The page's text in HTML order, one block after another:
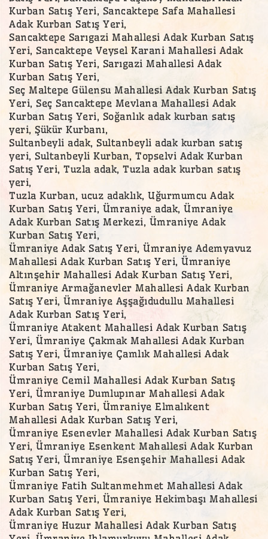
Kurban Satış Yeri, Sancaktepe Safa Mahallesi
Adak Kurban Satış Yeri,
Sancaktepe Sarıgazi Mahallesi Adak Kurban Satış
Yeri, Sancaktepe Veysel Karani Mahallesi Adak
Kurban Satış Yeri, Sarıgazi Mahallesi Adak
Kurban Satış Yeri,
Seç Maltepe Gülensu Mahallesi Adak Kurban Satış
Yeri, Seç Sancaktepe Mevlana Mahallesi Adak
Kurban Satış Yeri, Soğanlık adak kurban satış
yeri, Şükür Kurbanı,
Sultanbeyli adak, Sultanbeyli adak kurban satış
yeri, Sultanbeyli Kurban, Topselvi Adak Kurban
Satış Yeri, Tuzla adak, Tuzla adak kurban satış
yeri,
Tuzla Kurban, ucuz adaklık, Uğurmumcu Adak
Kurban Satış Yeri, Ümraniye adak, Ümraniye
Adak Kurban Satış Merkezi, Ümraniye Adak
Kurban Satış Yeri,
Ümraniye Adak Satış Yeri, Ümraniye Ademyavuz
Mahallesi Adak Kurban Satış Yeri, Ümraniye
Altınşehir Mahallesi Adak Kurban Satış Yeri,
Ümraniye Armağanevler Mahallesi Adak Kurban
Satış Yeri, Ümraniye Aşşağıdudullu Mahallesi
Adak Kurban Satış Yeri,
Ümraniye Atakent Mahallesi Adak Kurban Satış
Yeri, Ümraniye Çakmak Mahallesi Adak Kurban
Satış Yeri, Ümraniye Çamlık Mahallesi Adak
Kurban Satış Yeri,
Ümraniye Cemil Mahallesi Adak Kurban Satış
Yeri, Ümraniye Dumlupınar Mahallesi Adak
Kurban Satış Yeri, Ümraniye Elmalıkent
Mahallesi Adak Kurban Satış Yeri,
Ümraniye Esenevler Mahallesi Adak Kurban Satış
Yeri, Ümraniye Esenkent Mahallesi Adak Kurban
Satış Yeri, Ümraniye Esenşehir Mahallesi Adak
Kurban Satış Yeri,
Ümraniye Fatih Sultanmehmet Mahallesi Adak
Kurban Satış Yeri, Ümraniye Hekimbaşı Mahallesi
Adak Kurban Satış Yeri,
Ümraniye Huzur Mahallesi Adak Kurban Satış